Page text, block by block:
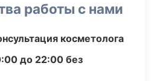
работы с нами
косметолога
до 22:00 без